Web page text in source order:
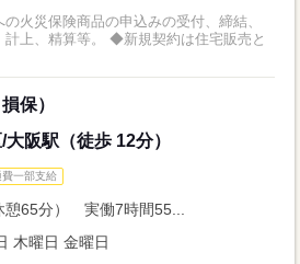
火災保険商品の申込みの受付、締結、
計上、精算等。 ◆新規契約は住宅販売と
保）
阪駅（徒歩 12分）
費一部支給
65分） 実働7時間55...
木曜日 金曜日